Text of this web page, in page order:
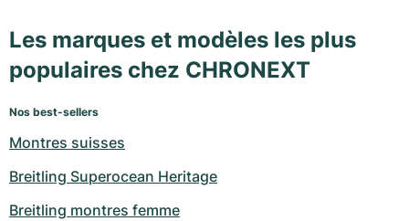
Les marques et modèles les plus
populaires chez CHRONEXT
Nos best-sellers
Montres suisses
Breitling Superocean Heritage
Breitling montres femme